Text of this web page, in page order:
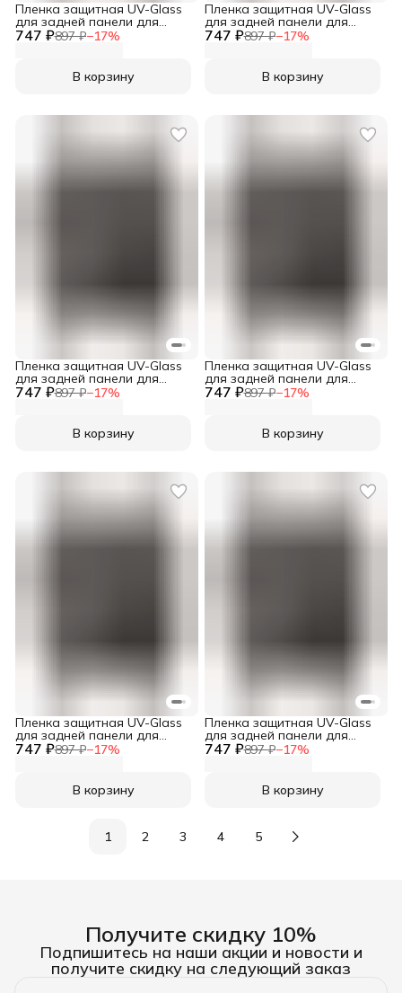
747 ₽897 ₽−17%
Пленка защитная UV-Glass
для задней панели для
Sony Xperia 10 III Lite
В корзину
747 ₽897 ₽−17%
Пленка защитная UV-Glass
для задней панели для
Sony Xperia 1 VII
В корзину
747 ₽897 ₽−17%
Пленка защитная UV-Glass
для задней панели для
Sony Xperia 1 VI
В корзину
747 ₽897 ₽−17%
Пленка защитная UV-Glass
для задней панели для
Sony Xperia 1 V
В корзину
747 ₽897 ₽−17%
Пленка защитная UV-Glass
для задней панели для
Sony Xperia 1 IV
В корзину
747 ₽897 ₽−17%
Пленка защитная UV-Glass
для задней панели для
Sony Xperia 1 II
В корзину
1 2 3 4 5
Получите скидку 10%
Подпишитесь на наши акции и новости и
получите скидку на следующий заказ